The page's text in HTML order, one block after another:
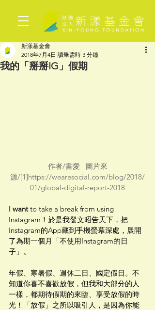
我的「掰掰IG」假期
新漾基金會
2018年7月4日 讀畢需時 3 分鐘
作者/書愛   圖片來
源/[1]https://wearesocial.com/blog/2018/
01/global-digital-report-2018
I want to take a break from using
Instagram！於是我發文昭告天下，把
Instagram的App藏到手機螢幕深處，展開
了為期一個月「不使用Instagram的日
子」。
年假、寒暑假、週休二日、國定假日。不
知道你喜不喜歡放假，但我和大部分的人
一樣，都期待假期的來臨、享受放假的時
光！「放假」之所以吸引人，是因為你能